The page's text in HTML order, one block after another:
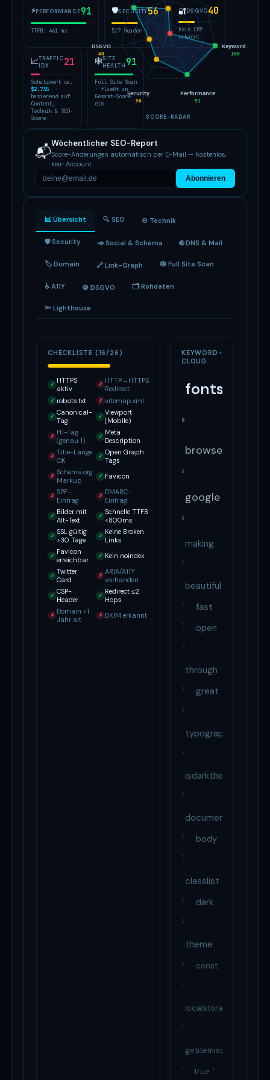
⚡PERFORMANCE91
TTFB: 461 ms
🛡SECURITY56
5/7 Header
🔐DSGVO40
Kein CMP
erkannt
📈TRAFFIC
IDX
21
Schätzwert ca.
$2.735 ·
basierend auf
Content,
Technik & SEO-
Score
🕸SITE
HEALTH 91
Full Site Scan
· fließt in
Gesamt-Score
ein
Keywords
100
Performance
91
Security
56
DSGVO
40
SCORE-RADAR
📬Wöchentlicher SEO-Report
Score-Änderungen automatisch per E-Mail — kostenlos,
kein Account.
Abonnieren
📊 Übersicht 🔍 SEO ⚙️ Technik
🛡 Security 📣 Social & Schema 🌐 DNS & Mail
🏷 Domain 🔗 Link-Graph 🕸 Full Site Scan
♿ A11Y 🍪 DSGVO 🗂 Rohdaten
🔦 Lighthouse
CHECKLISTE (16/26)
✓ HTTPS
aktiv
✗ HTTP→HTTPS
Redirect
✓ robots.txt ✗ sitemap.xml
✓ Canonical-
Tag
✓ Viewport
(Mobile)
✗ H1-Tag
(genau 1)
✓ Meta
Description
✗ Title-Länge
OK
✓ Open Graph
Tags
✗ Schema.org
Markup
✓ Favicon
✗ SPF-
Eintrag
✗ DMARC-
Eintrag
✓ Bilder mit
Alt-Text
✓ Schnelle TTFB
<800ms
✓ SSL gültig
>30 Tage
✓ Keine Broken
Links
✓ Favicon
erreichbar
✓ Kein noindex
✓ Twitter
Card
✗ ARIA/A11Y
vorhanden
✓ CSP-
Header
✓ Redirect ≤2
Hops
✗ Domain >1
Jahr alt
✗ DKIM erkannt
KEYWORD-
CLOUD
fonts
8
browse
4
google
4
making
2
beautiful
2 fast
2 open
2
through
2 great
2
typography
2
isdarktheme
2
document
2 body
2
classlist
2 dark
2
theme
2 const
1
localstorage
1
getitemisdarktheme
1 true 1